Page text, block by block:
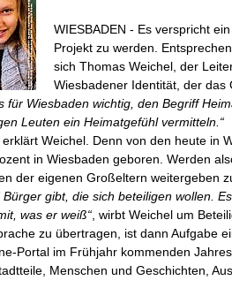
WIESBADEN - Es verspricht
Projekt zu werden.
sich Thomas Weichel, der
Wiesbadener Identität, der das
für Wiesbaden wichtig, den Begriff
Leuten ein Heimatgefühl vermitteln.“
Weichel. Denn von den heute in
in Wiesbaden geboren. Werden
der eigenen Großeltern weitergeben
gibt, die sich beteiligen wollen.
was er weiß“ , wirbt Weichel um
zu übertragen, ist dann Aufgabe
Portal im Frühjahr kommenden
Menschen und Geschichten,